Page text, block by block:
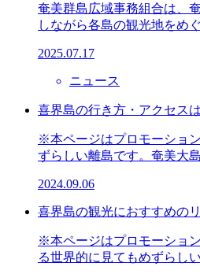
奄美群島広域事務組合は、
しながら各島の観光地をめ
2025.07.17
ニュース
喜界島の行き方・アクセス
※本ページはプロモーショ
ずらしい離島です。奄美大
2024.09.06
喜界島の観光におすすめの
※本ページはプロモーショ
る世界的に見てもめずらし